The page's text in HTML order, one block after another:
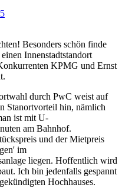
Besonders schön finde
Innenstadtstandort
KPMG und Ernst
durch PwC weist auf
Stanortvorteil hin, nämlich
ist mit U-
am Bahnhof.
und der Mietpreis
im
liegen. Hoffentlich wird
Ich bin jedenfalls gespannt
Hochhauses.